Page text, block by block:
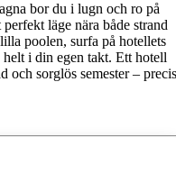
bor du i lugn och ro på
läge nära både strand
poolen, surfa på hotellets
i din egen takt. Ett hotell
och sorglös semester – precis